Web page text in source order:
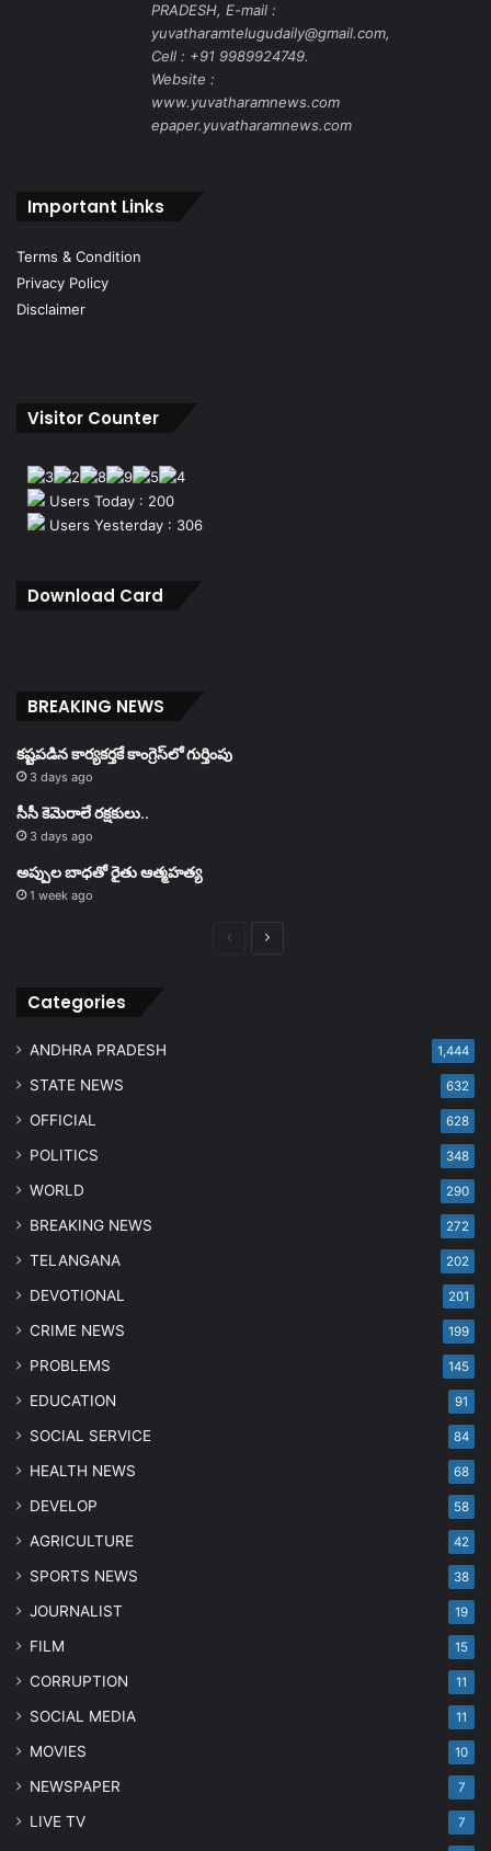
PRADESH, E-mail :
yuvatharamtelugudaily@gmail.com,
Cell : +91 9989924749.
Website :
www.yuvatharamnews.com
epaper.yuvatharamnews.com
Important Links
Terms & Condition
Privacy Policy
Disclaimer
Visitor Counter
Users Today : 200
Users Yesterday : 306
Download Card
BREAKING NEWS
కష్టపడిన కార్యకర్తకే కాంగ్రెస్‌లో గుర్తింపు
3 days ago
సీసీ కెమెరాలే రక్షకులు..
3 days ago
అప్పుల బాధతో రైతు ఆత్మహత్య
1 week ago
PreviousNext
Categories
ANDHRA PRADESH 1,444
STATE NEWS 632
OFFICIAL 628
POLITICS 348
WORLD 290
BREAKING NEWS 272
TELANGANA 202
DEVOTIONAL 201
CRIME NEWS 199
PROBLEMS 145
EDUCATION 91
SOCIAL SERVICE 84
HEALTH NEWS 68
DEVELOP 58
AGRICULTURE 42
SPORTS NEWS 38
JOURNALIST 19
FILM 15
CORRUPTION 11
SOCIAL MEDIA 11
MOVIES 10
NEWSPAPER 7
LIVE TV 7